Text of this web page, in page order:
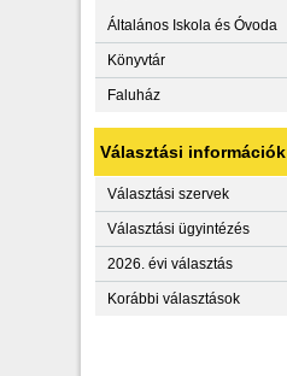
Általános Iskola és Óvoda
Könyvtár
Faluház
Választási információk
Választási szervek
Választási ügyintézés
2026. évi választás
Korábbi választások